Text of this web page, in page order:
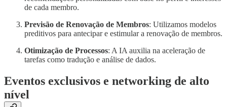
de cada membro.
Previsão de Renovação de Membros: Utilizamos modelos
preditivos para antecipar e estimular a renovação de membros.
Otimização de Processos: A IA auxilia na aceleração de
tarefas como tradução e análise de dados.
Eventos exclusivos e networking de alto
nível